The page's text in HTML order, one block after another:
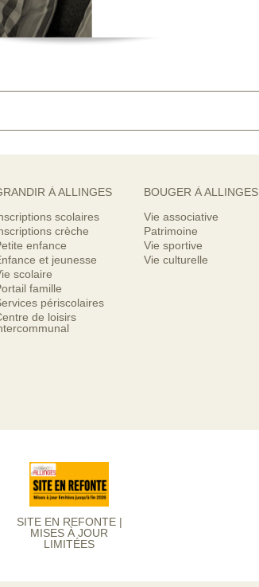
À ALLINGES
scolaires
crèche
enfance
et jeunesse
scolaire
famille
périscolaires
de loisirs
BOUGER À ALLINGES
Vie associative
Patrimoine
Vie sportive
Vie culturelle
SITE EN REFONTE |
MISES À JOUR
LIMITÉES